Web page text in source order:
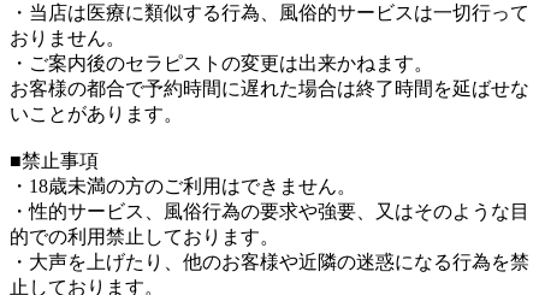
・当店は医療に類似する行為、風俗的サービスは一切行って
おりません。
・ご案内後のセラピストの変更は出来かねます。
お客様の都合で予約時間に遅れた場合は終了時間を延ばせな
いことがあります。
■禁止事項
・18歳未満の方のご利用はできません。
・性的サービス、風俗行為の要求や強要、又はそのような目
的での利用禁止しております。
・大声を上げたり、他のお客様や近隣の迷惑になる行為を禁
止しております。